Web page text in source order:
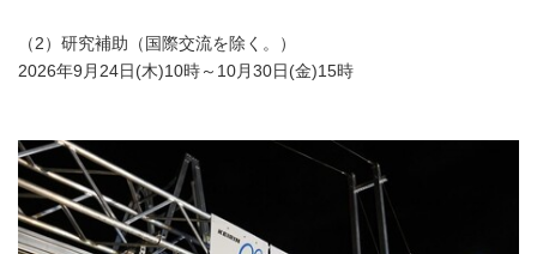
（2）研究補助（国際交流を除く。）
2026年9月24日(木)10時～10月30日(金)15時